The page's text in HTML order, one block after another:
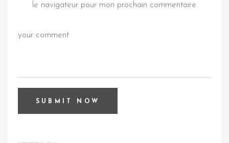
le navigateur pour mon prochain commentaire.